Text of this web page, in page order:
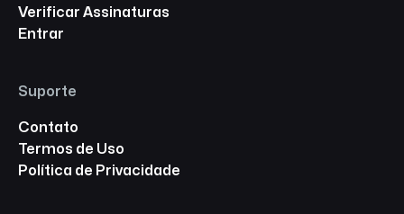
Verificar Assinaturas
Entrar
Suporte
Contato
Termos de Uso
Política de Privacidade